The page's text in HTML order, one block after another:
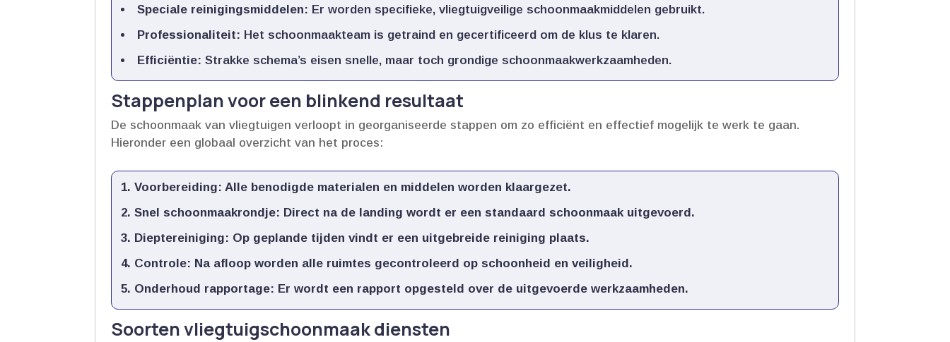
Speciale reinigingsmiddelen: Er worden specifieke, vliegtuigveilige schoonmaakmiddelen gebruikt.​
Professionaliteit: Het schoonmaakteam is getraind en gecertificeerd om de klus te klaren.​
Efficiëntie: Strakke schema’s eisen snelle, maar toch grondige schoonmaakwerkzaamheden.​
Stappenplan voor een blinkend resultaat
De schoonmaak van vliegtuigen verloopt in georganiseerde stappen om zo efficiënt en effectief mogelijk te werk te gaan.​
Hieronder een globaal overzicht van het proces:
Voorbereiding: Alle benodigde materialen en middelen worden klaargezet.​
Snel schoonmaakrondje: Direct na de landing wordt er een standaard schoonmaak uitgevoerd.​
Dieptereiniging: Op geplande tijden vindt er een uitgebreide reiniging plaats.​
Controle: Na afloop worden alle ruimtes gecontroleerd op schoonheid en veiligheid.​
Onderhoud rapportage: Er wordt een rapport opgesteld over de uitgevoerde werkzaamheden.​
Soorten vliegtuigschoonmaak diensten